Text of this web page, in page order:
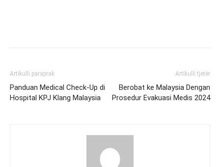
Artikulli paraprak
Panduan Medical Check-Up di
Hospital KPJ Klang Malaysia
Artikulli tjetër
Berobat ke Malaysia Dengan
Prosedur Evakuasi Medis 2024